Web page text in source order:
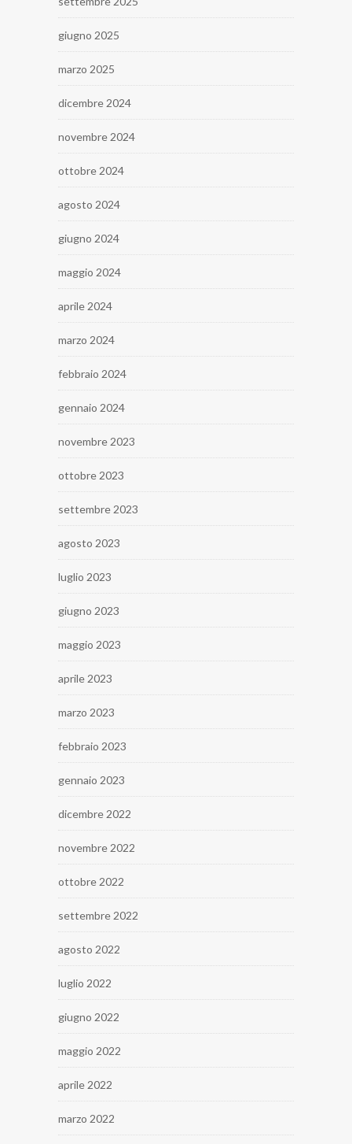
giugno 2025
marzo 2025
dicembre 2024
novembre 2024
ottobre 2024
agosto 2024
giugno 2024
maggio 2024
aprile 2024
marzo 2024
febbraio 2024
gennaio 2024
novembre 2023
ottobre 2023
settembre 2023
agosto 2023
luglio 2023
giugno 2023
maggio 2023
aprile 2023
marzo 2023
febbraio 2023
gennaio 2023
dicembre 2022
novembre 2022
ottobre 2022
settembre 2022
agosto 2022
luglio 2022
giugno 2022
maggio 2022
aprile 2022
marzo 2022